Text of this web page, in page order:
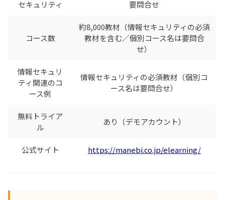
セキュリティ 要問合せ
コース数
約8,000教材（情報セキュリティの必須
教材を含む／個別コース名は要問合
せ）
情報セキュリ
ティ関連のコ
ース例
情報セキュリティの必須教材（個別コ
ース名は要問合せ）
無料トライア
ル
あり（デモアカウント）
公式サイト https://manebi.co.jp/elearning/